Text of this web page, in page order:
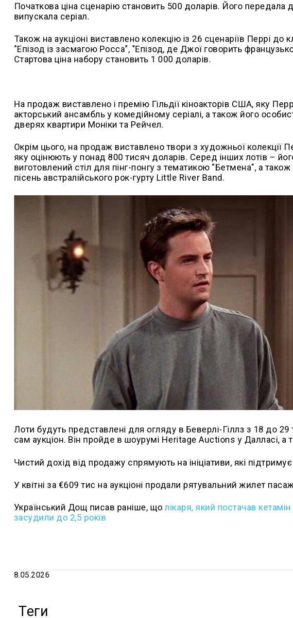
Початкова ціна сценарію становить 500 доларів. Його передала
випускала серіал.
Також на аукціоні виставлено колекцію із 26 сценаріїв Перрі до
"Епізод із засмагою Росса", "Епізод, де Джої говорить
Стартова ціна набору становить 1 000 доларів.
На продаж виставлено і премію Гільдії кіноакторів США, яку
акторський ансамбль у комедійному серіалі, а також його
дверях квартири Моніки та Рейчел.
Окрім цього, на продаж виставлено твори з художньої колекції
яку оцінюють у понад 800 тисяч доларів. Серед інших лотів –
виготовлений стіл для пінг-понгу з тематикою "Бетмена", а
пісень австралійського рок-гурту Little River Band.
Лоти будуть представлені для огляду в Беверлі-Гіллз з 18 до 29
сам аукціон. Він пройде в шоурумі Heritage Auctions у Далласі, а
Чистий дохід від продажу спрямують на ініціативи, які
У квітні за €609 тис на аукціоні продали рятувальний жилет
Український Дощ писав раніше, щолікаря, який постачав
засудили до 2,5 років
8.05.2026
Теги